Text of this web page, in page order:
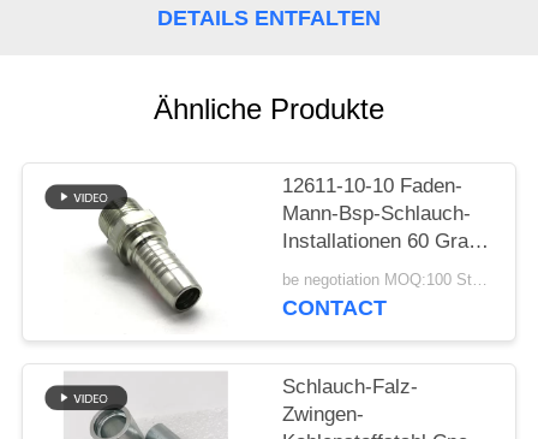
PRIVACY
POLICY
DETAILS ENTFALTEN
Ähnliche Produkte
12611-10-10 Faden-
Mann-Bsp-Schlauch-
Installationen 60 Grad-
Kegel Seat
be negotiation MOQ:100 Stücke
CONTACT
Schlauch-Falz-
Zwingen-